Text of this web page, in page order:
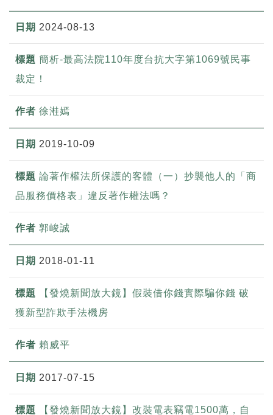
2024-08-13
簡析-最高法院110年度台抗大字第1069號民事
裁定！
徐溎嫣
2019-10-09
論著作權法所保護的客體（一）抄襲他人的「商
品服務價格表」違反著作權法嗎？
郭峻誠
2018-01-11
【發燒新聞放大鏡】假裝借你錢實際騙你錢 破
獲新型詐欺手法機房
賴威平
2017-07-15
【發燒新聞放大鏡】改裝電表竊電1500萬，自